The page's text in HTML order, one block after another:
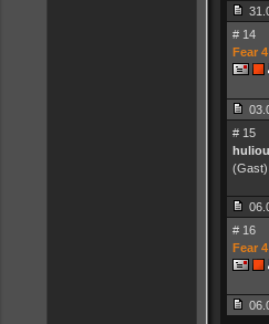
# 14
Fear
# 15
(Gast)
# 16
Fear